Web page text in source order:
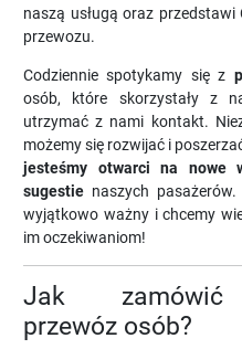
naszą usługą oraz przedstawi
przewozu.
Codziennie spotykamy się z
osób, które skorzystały z
utrzymać z nami kontakt.
możemy się rozwijać i
jesteśmy otwarci na nowe
sugestie naszych
wyjątkowo ważny i chcemy
im oczekiwaniom!
Jak zamówić
przewóz osób?